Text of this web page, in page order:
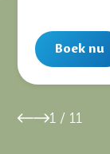
Boek nu
1 / 11